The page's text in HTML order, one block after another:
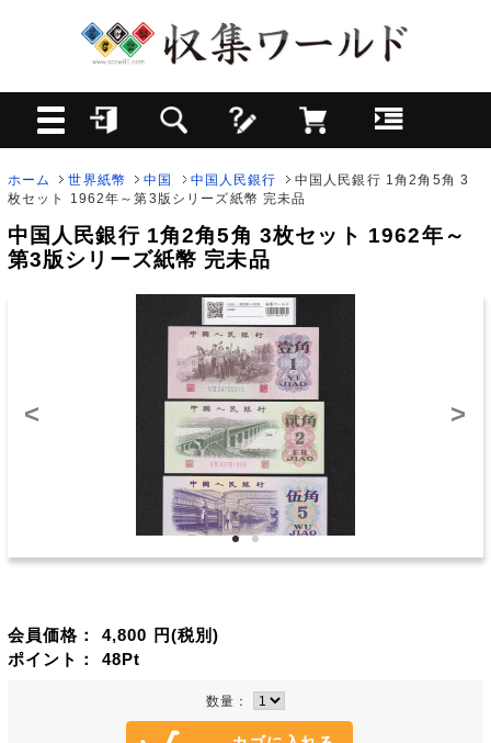
ホーム 世界紙幣 中国 中国人民銀行
中国人民銀行 1角2角5角 3
枚セット 1962年～第3版シリーズ紙幣 完未品
中国人民銀行 1角2角5角 3枚セット 1962年～
第3版シリーズ紙幣 完未品
< >
会員価格： 4,800 円(税別)
ポイント： 48Pt
数量：